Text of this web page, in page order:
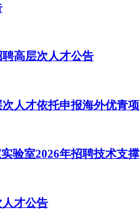
高层次人才公告
人才依托申报海外优青项
验室2026年招聘技术支撑
才公告